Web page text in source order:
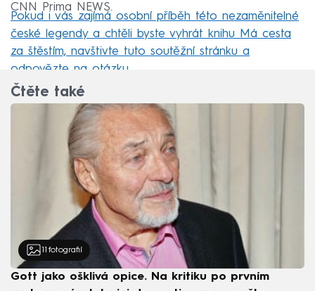
CNN Prima NEWS.
Pokud i vás zajímá osobní příběh této nezaměnitelné
české legendy a chtěli byste vyhrát knihu Má cesta
za štěstím, navštivte tuto soutěžní stránku a
odpovězte na otázku.
Čtěte také
11 fotografií
Gott jako ošklivá opice. Na kritiku po prvním